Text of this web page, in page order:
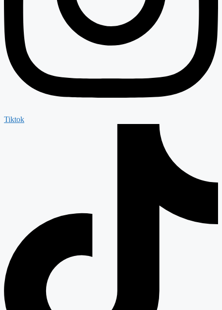
Tiktok